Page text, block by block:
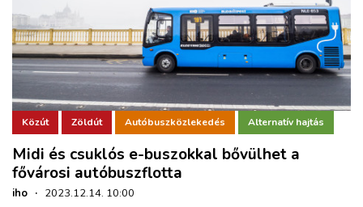
Közút Zöldút Autóbuszközlekedés Alternatív hajtás
Midi és csuklós e-buszokkal bővülhet a
fővárosi autóbuszflotta
iho · 2023.12.14. 10:00